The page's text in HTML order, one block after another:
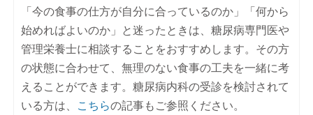
「今の食事の仕方が自分に合っているのか」「何から
始めればよいのか」と迷ったときは、糖尿病専門医や
管理栄養士に相談することをおすすめします。その方
の状態に合わせて、無理のない食事の工夫を一緒に考
えることができます。糖尿病内科の受診を検討されて
いる方は、
こちらの記事もご参照ください。